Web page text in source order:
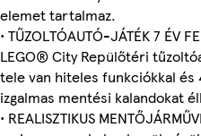
elemet tartalmaz.
• TŰZOLTÓAUTÓ-JÁTÉK 7 ÉV
LEGO® City Repülőtéri
tele van hiteles funkciókkal
izgalmas mentési kalandokat
• REALISZTIKUS